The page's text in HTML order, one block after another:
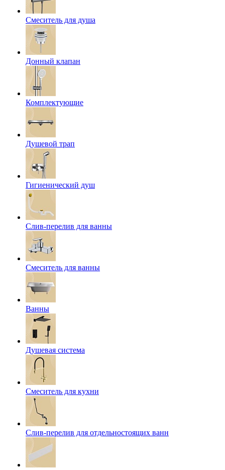
Смеситель для душа
Донный клапан
Комплектующие
Душевой трап
Гигиенический душ
Слив-перелив для ванны
Смеситель для ванны
Ванны
Душевая система
Смеситель для кухни
Слив-перелив для отдельностоящих ванн